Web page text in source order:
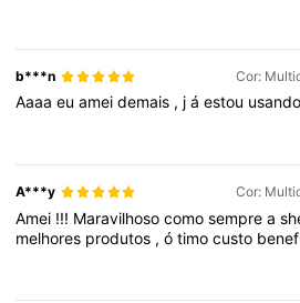
b***n Cor:
Aaaaeuameidemais , jáestou usando
A***y Cor:
Amei !!! Maravilhosocomosemprea
melhores produtos ,ótimocusto benef